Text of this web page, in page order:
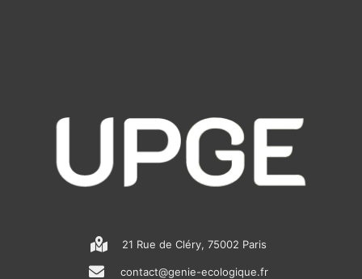
21 Rue de Cléry, 75002 Paris
contact@genie-ecologique.fr